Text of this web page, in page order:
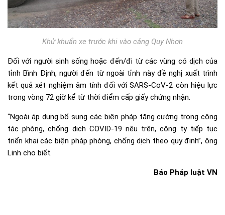
Khử khuẩn xe trước khi vào cảng Quy Nhơn
Đối với người sinh sống hoặc đến/đi từ các vùng có dịch của
tỉnh Bình Định, người đến từ ngoài tỉnh này đề nghị xuất trình
kết quả xét nghiệm âm tính đối với SARS-CoV-2 còn hiệu lực
trong vòng 72 giờ kể từ thời điểm cấp giấy chứng nhận.
“Ngoài áp dụng bổ sung các biện pháp tăng cường trong công
tác phòng, chống dịch COVID-19 nêu trên, công ty tiếp tục
triển khai các biện pháp phòng, chống dịch theo quy định”, ông
Linh cho biết.
Báo Pháp luật VN